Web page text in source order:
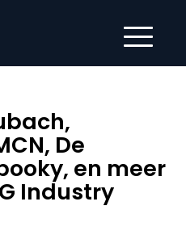
De
en meer
Industry